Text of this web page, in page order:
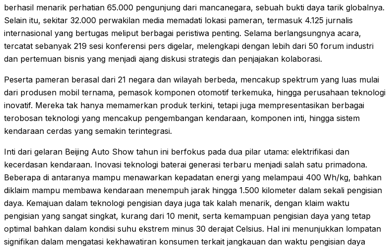
berhasil menarik perhatian 65.000 pengunjung dari mancanegara, sebuah bukti daya tarik globalnya.
Selain itu, sekitar 32.000 perwakilan media memadati lokasi pameran, termasuk 4.125 jurnalis
internasional yang bertugas meliput berbagai peristiwa penting. Selama berlangsungnya acara,
tercatat sebanyak 219 sesi konferensi pers digelar, melengkapi dengan lebih dari 50 forum industri
dan pertemuan bisnis yang menjadi ajang diskusi strategis dan penjajakan kolaborasi.
Peserta pameran berasal dari 21 negara dan wilayah berbeda, mencakup spektrum yang luas mulai
dari produsen mobil ternama, pemasok komponen otomotif terkemuka, hingga perusahaan teknologi
inovatif. Mereka tak hanya memamerkan produk terkini, tetapi juga mempresentasikan berbagai
terobosan teknologi yang mencakup pengembangan kendaraan, komponen inti, hingga sistem
kendaraan cerdas yang semakin terintegrasi.
Inti dari gelaran Beijing Auto Show tahun ini berfokus pada dua pilar utama: elektrifikasi dan
kecerdasan kendaraan. Inovasi teknologi baterai generasi terbaru menjadi salah satu primadona.
Beberapa di antaranya mampu menawarkan kepadatan energi yang melampaui 400 Wh/kg, bahkan
diklaim mampu membawa kendaraan menempuh jarak hingga 1.500 kilometer dalam sekali pengisian
daya. Kemajuan dalam teknologi pengisian daya juga tak kalah menarik, dengan klaim waktu
pengisian yang sangat singkat, kurang dari 10 menit, serta kemampuan pengisian daya yang tetap
optimal bahkan dalam kondisi suhu ekstrem minus 30 derajat Celsius. Hal ini menunjukkan lompatan
signifikan dalam mengatasi kekhawatiran konsumen terkait jangkauan dan waktu pengisian daya